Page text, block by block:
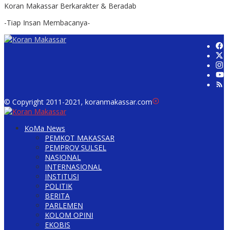
Koran Makassar Berkarakter & Beradab
-Tiap Insan Membacanya-
© Copyright 2011-2021, koranmakassar.com
KoMa News
PEMKOT MAKASSAR
PEMPROV SULSEL
NASIONAL
INTERNASIONAL
INSTITUSI
POLITIK
BERITA
PARLEMEN
KOLOM OPINI
EKOBIS